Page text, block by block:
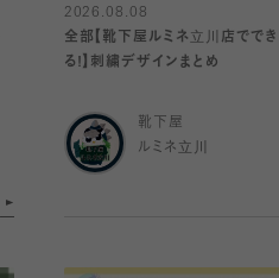
2026.08.08
全部【靴下屋ルミネ立川店ででき
る!】刺繍デザインまとめ
靴下屋
ルミネ立川